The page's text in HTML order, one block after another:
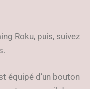
Roku, puis, suivez
équipé d’un bouton